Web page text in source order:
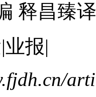
释昌臻
业报|